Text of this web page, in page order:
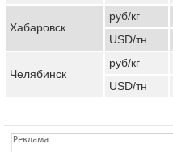
Хабаровск
руб/кг
USD/тн
Челябинск
руб/кг
USD/тн